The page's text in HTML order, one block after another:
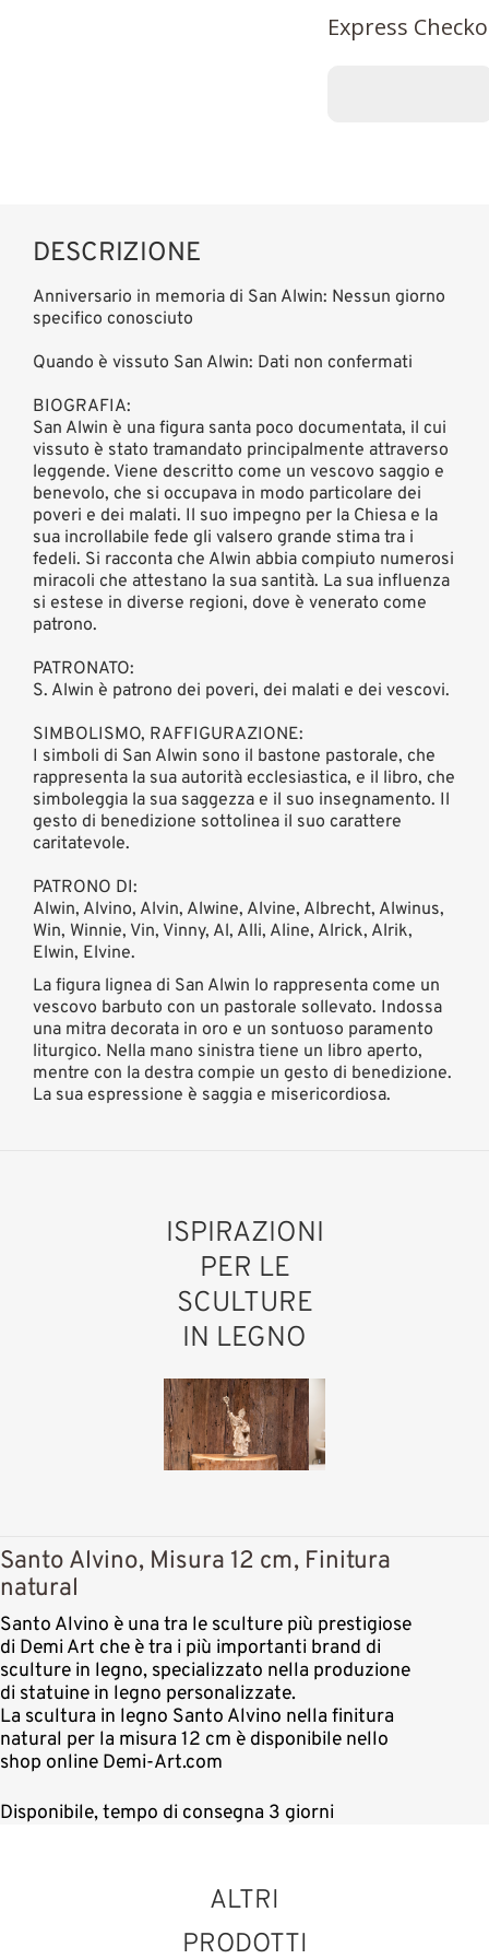
Express
DESCRIZIONE
Anniversario in memoria di San Alwin: Nessun giorno
specifico conosciuto
Quando è vissuto San Alwin: Dati non confermati
BIOGRAFIA:
San Alwin è una figura santa poco documentata, il cui
vissuto è stato tramandato principalmente attraverso
leggende. Viene descritto come un vescovo saggio e
benevolo, che si occupava in modo particolare dei
poveri e dei malati. Il suo impegno per la Chiesa e la
sua incrollabile fede gli valsero grande stima tra i
fedeli. Si racconta che Alwin abbia compiuto numerosi
miracoli che attestano la sua santità. La sua influenza
si estese in diverse regioni, dove è venerato come
patrono.
PATRONATO:
S. Alwin è patrono dei poveri, dei malati e dei vescovi.
SIMBOLISMO, RAFFIGURAZIONE:
I simboli di San Alwin sono il bastone pastorale, che
rappresenta la sua autorità ecclesiastica, e il libro, che
simboleggia la sua saggezza e il suo insegnamento. Il
gesto di benedizione sottolinea il suo carattere
caritatevole.
PATRONO DI:
Alwin, Alvino, Alvin, Alwine, Alvine, Albrecht, Alwinus,
Win, Winnie, Vin, Vinny, Al, Alli, Aline, Alrick, Alrik,
Elwin, Elvine.
La figura lignea di San Alwin lo rappresenta come un
vescovo barbuto con un pastorale sollevato. Indossa
una mitra decorata in oro e un sontuoso paramento
liturgico. Nella mano sinistra tiene un libro aperto,
mentre con la destra compie un gesto di benedizione.
La sua espressione è saggia e misericordiosa.
ISPIRAZIONI
PER LE
SCULTURE
IN LEGNO
Santo Alvino, Misura 12 cm, Finitura
natural
Santo Alvino è una tra le sculture più prestigiose
di Demi Art che è tra i più importanti brand di
sculture in legno, specializzato nella produzione
di statuine in legno personalizzate.
La scultura in legno Santo Alvino nella finitura
natural per la misura 12 cm è disponibile nello
shop online Demi-Art.com
Disponibile, tempo di consegna 3 giorni
ALTRI
PRODOTTI